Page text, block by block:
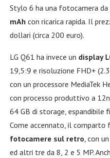
Stylo 6 ha una fotocamera
mAh con ricarica rapida. Il
dollari (circa 200 euro).
LG Q61 ha invece un display
19,5:9 e risoluzione FHD+
con un processore MediaTek
con processo produttivo a
64 GB di storage, espandibile
Come accennato, il
fotocamere sul retro, con
ed altri tre da 8, 2 e 5 MP.